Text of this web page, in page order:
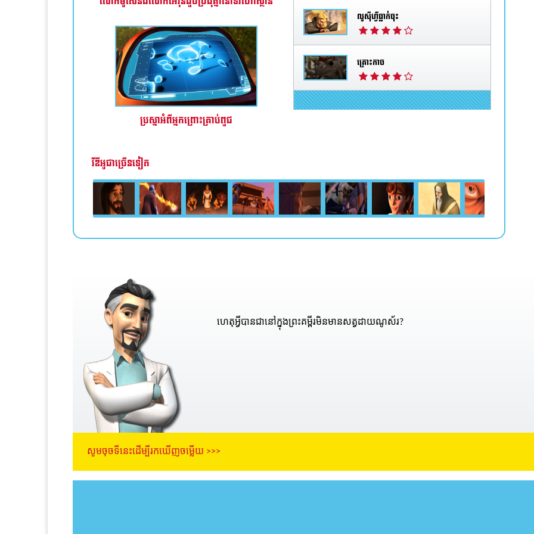
ប្រស្នាអំពីអ្នកព្រោះគ្រាប់ពួជ
លូស៊ីហ្វឺធ្លាក់ចុះ
គ្រោះកាច
វីឌីអូជាច្រើនទៀត
ហេតុអ្វីបានជានៅក្នុងព្រះគម្ពីរមិនមានសត្វដាយណូស័រ?
សូមចុចទីនេះដើម្បីរកឃើញចម្លើយ >>>